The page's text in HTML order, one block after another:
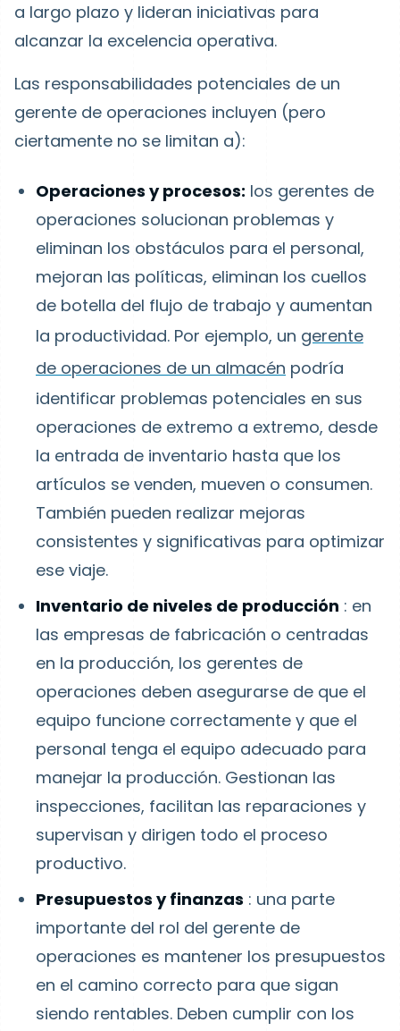
a largo plazo y lideran iniciativas para
alcanzar la excelencia operativa.
Las responsabilidades potenciales de un
gerente de operaciones incluyen (pero
ciertamente no se limitan a):
Operaciones y procesos: los gerentes de
operaciones solucionan problemas y
eliminan los obstáculos para el personal,
mejoran las políticas, eliminan los cuellos
de botella del flujo de trabajo y aumentan
la productividad. Por ejemplo, un gerente
de operaciones de un almacén podría
identificar problemas potenciales en sus
operaciones de extremo a extremo, desde
la entrada de inventario hasta que los
artículos se venden, mueven o consumen.
También pueden realizar mejoras
consistentes y significativas para optimizar
ese viaje.
Inventario de niveles de producción : en
las empresas de fabricación o centradas
en la producción, los gerentes de
operaciones deben asegurarse de que el
equipo funcione correctamente y que el
personal tenga el equipo adecuado para
manejar la producción. Gestionan las
inspecciones, facilitan las reparaciones y
supervisan y dirigen todo el proceso
productivo.
Presupuestos y finanzas : una parte
importante del rol del gerente de
operaciones es mantener los presupuestos
en el camino correcto para que sigan
siendo rentables. Deben cumplir con los